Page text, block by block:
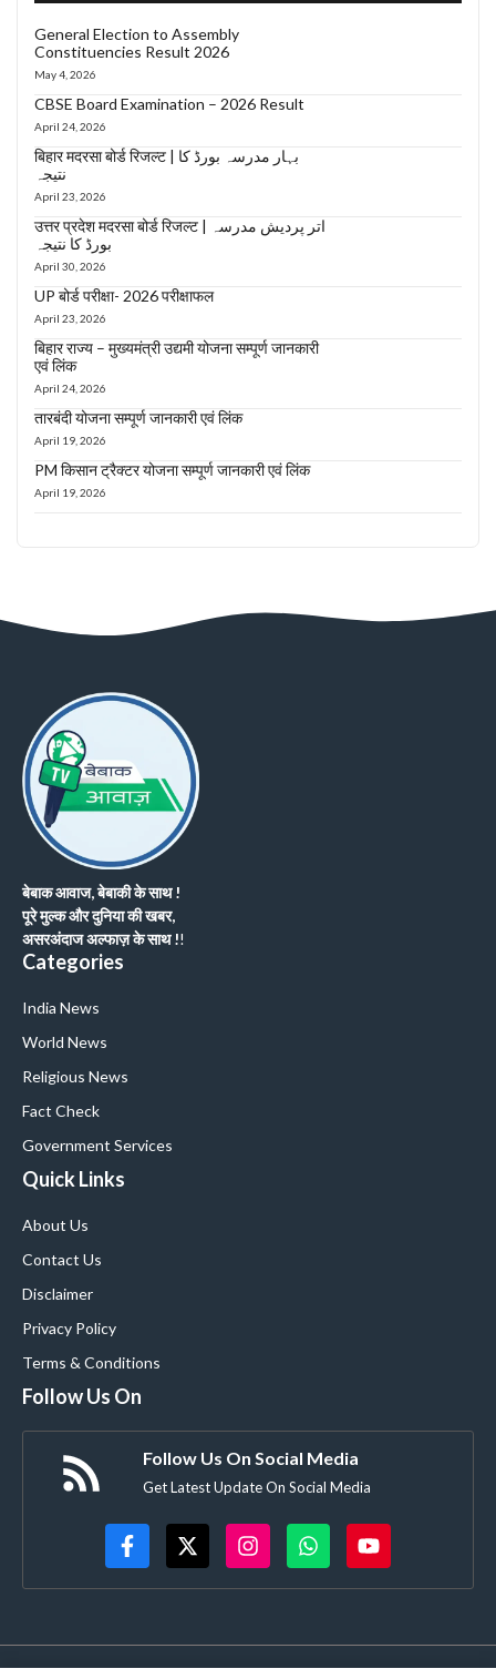
General Election to Assembly
Constituencies Result 2026
May 4, 2026
CBSE Board Examination – 2026 Result
April 24, 2026
बिहार मदरसा बोर्ड रिजल्ट | بہار مدرسہ بورڈ کا
نتیجہ
April 23, 2026
उत्तर प्रदेश मदरसा बोर्ड रिजल्ट | اتر پردیش مدرسہ
بورڈ کا نتیجہ
April 30, 2026
UP बोर्ड परीक्षा- 2026 परीक्षाफल
April 23, 2026
बिहार राज्य – मुख्यमंत्री उद्यमी योजना सम्पूर्ण जानकारी
एवं लिंक
April 24, 2026
तारबंदी योजना सम्पूर्ण जानकारी एवं लिंक
April 19, 2026
PM किसान ट्रैक्टर योजना सम्पूर्ण जानकारी एवं लिंक
April 19, 2026
बेबाक आवाज, बेबाकी के साथ !
पूरे मुल्क और दुनिया की खबर,
असरअंदाज अल्फाज़ के साथ !!
Categories
India News
World News
Religious News
Fact Check
Government Services
Quick Links
About Us
Contact Us
Disclaimer
Privacy Policy
Terms & Conditions
Follow Us On
Follow Us On Social Media
Get Latest Update On Social Media